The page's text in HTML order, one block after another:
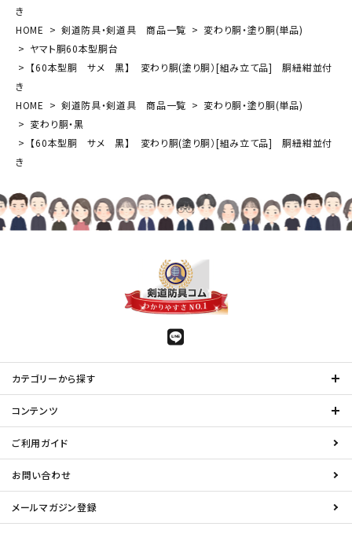
き
HOME
剣道防具・剣道具 商品一覧
変わり胴・塗り胴(単品)
ヤマト胴60本型胴台
【60本型胴 サメ 黒】 変わり胴(塗り胴）[組み立て品] 胴紐紺並付
き
HOME
剣道防具・剣道具 商品一覧
変わり胴・塗り胴(単品)
変わり胴・黒
【60本型胴 サメ 黒】 変わり胴(塗り胴）[組み立て品] 胴紐紺並付
き
カテゴリーから探す
コンテンツ
ご利用ガイド
お問い合わせ
メールマガジン登録